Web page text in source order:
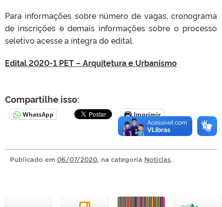
Para informações sobre número de vagas, cronograma
de inscrições e demais informações sobre o processo
seletivo acesse a íntegra do edital.
Edital 2020-1 PET – Arquitetura e Urbanismo
Compartilhe isso:
WhatsApp Imprimir
Publicado em 06/07/2020, na categoria Notícias.